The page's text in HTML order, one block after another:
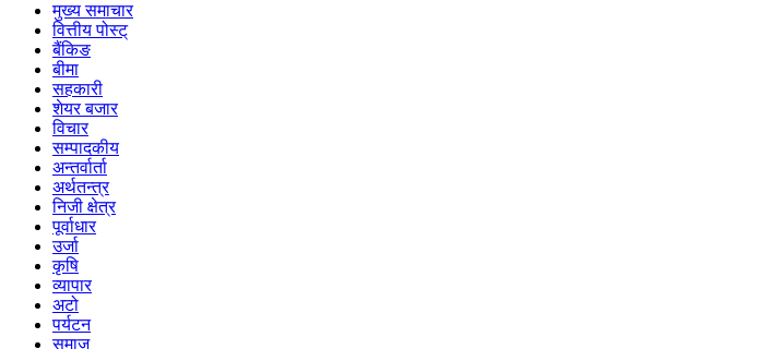
मुख्य समाचार
वित्तीय पोस्ट्
बैंकिङ
बीमा
सहकारी
शेयर बजार
विचार
सम्पादकीय
अन्तर्वार्ता
अर्थतन्त्र
निजी क्षेत्र
पूर्वाधार
उर्जा
कृषि
व्यापार
अटो
पर्यटन
समाज